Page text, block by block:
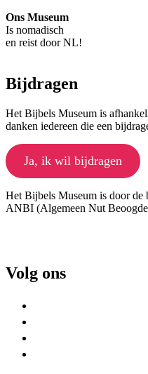
Ons Museum
Is nomadisch
en reist door NL!
Bijdragen
Het Bijbels Museum is
danken iedereen die een
Ja, ik wil bijdragen
Het Bijbels Museum is door de
ANBI (Algemeen Nut
Volg ons